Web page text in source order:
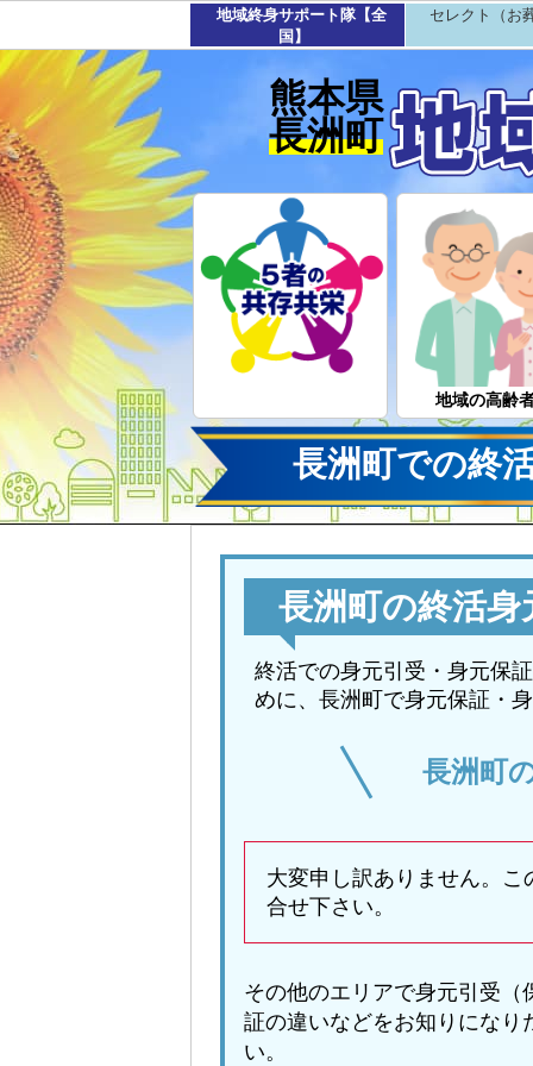
地域終身サポート隊【全
国】
セレクト（お
熊本県
長洲町
地域の高齢
長洲町での終
長洲町の終活
終活での身元引受・身元保
めに、長洲町で身元保証・
長洲町
大変申し訳ありません。
合せ下さい。
その他のエリアで身元引受
証の違いなどをお知りになり
い。